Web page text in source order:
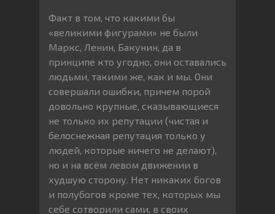
Факт в том, что какими бы
«великими фигурами» не были
Маркс, Ленин, Бакунин, да в
принципе кто угодно, они оставались
людьми, такими же, как и мы. Они
совершали ошибки, причем порой
довольно крупные, сказывающиеся
не только их репутации (чистая и
белоснежная репутация только у
людей, которые ничего не делают),
но и на всём левом движении в
худшую сторону. Нет никаких богов
и полубогов кроме тех, которых мы
себе сотворили сами, в своих